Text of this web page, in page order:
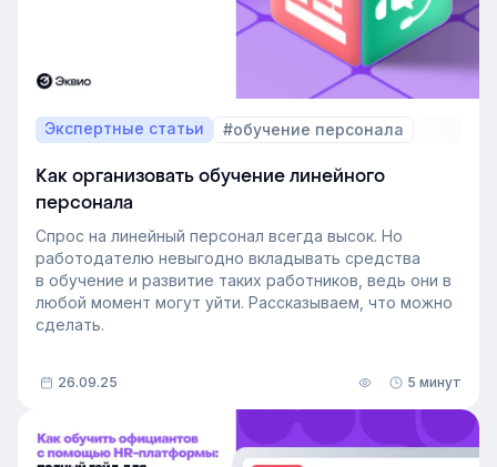
Экспертные статьи #обучение персонала
Как организовать обучение линейного
персонала
Спрос на линейный персонал всегда высок. Но
работодателю невыгодно вкладывать средства
в обучение и развитие таких работников, ведь они в
любой момент могут уйти. Рассказываем, что можно
сделать.
26.09.25 5 минут